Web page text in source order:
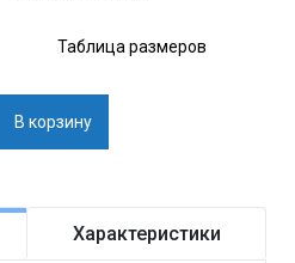
Таблица размеров
В корзину
Характеристики